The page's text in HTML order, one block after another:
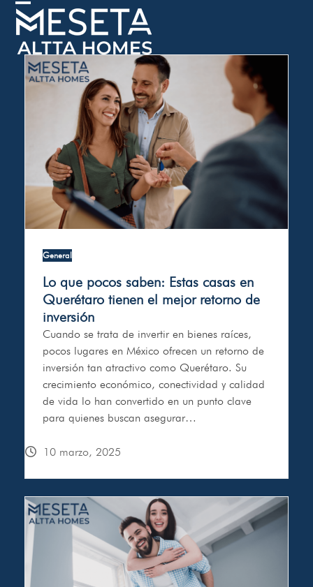
Skip
content
Open
mobile
menu
Close
mobile
menu
General
Lo que pocos saben: Estas casas en
Querétaro tienen el mejor retorno de
inversión
Cuando se trata de invertir en bienes raíces,
pocos lugares en México ofrecen un retorno de
inversión tan atractivo como Querétaro. Su
crecimiento económico, conectividad y calidad
de vida lo han convertido en un punto clave
para quienes buscan asegurar…
10 marzo, 2025